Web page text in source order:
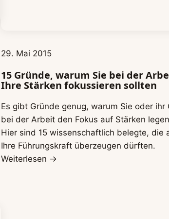
29. Mai 2015
15 Gründe, warum Sie bei der
Ihre Stärken fokussieren sollten
Es gibt Gründe genug, warum Sie oder ihr
bei der Arbeit den Fokus auf Stärken
Hier sind 15 wissenschaftlich belegte, die
Ihre Führungskraft überzeugen dürften.
Weiterlesen →